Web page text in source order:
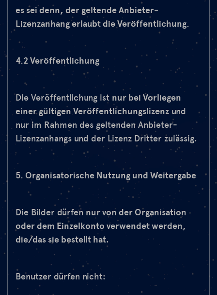
es sei denn, der geltende Anbieter-
Lizenzanhang erlaubt die Veröffentlichung.
4.2 Veröffentlichung
Die Veröffentlichung ist nur bei Vorliegen
einer gültigen Veröffentlichungslizenz und
nur im Rahmen des geltenden Anbieter-
Lizenzanhangs und der Lizenz Dritter zulässig.
5. Organisatorische Nutzung und Weitergabe
Die Bilder dürfen nur von der Organisation
oder dem Einzelkonto verwendet werden,
die/das sie bestellt hat.
Benutzer dürfen nicht: